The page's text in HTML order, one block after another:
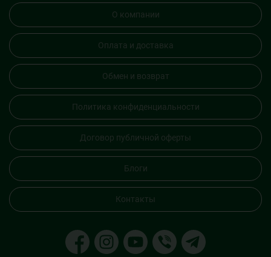
О компании
Оплата и доставка
Обмен и возврат
Политика конфиденциальности
Договор публичной оферты
Блоги
Контакты